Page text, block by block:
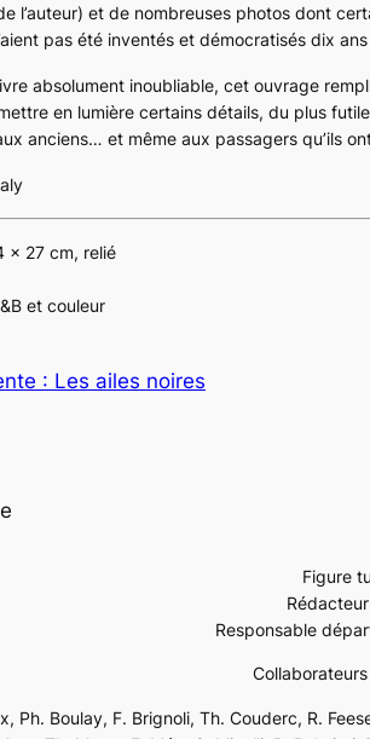
l’auteur) et de nombreuses photos dont
pas été inventés et démocratisés dix
absolument inoubliable, cet ouvrage
en lumière certains détails, du plus
anciens… et même aux passagers qu’ils
x 27 cm, relié
et couleur
: Les ailes noires
Figure
Responsable
Ph. Boulay, F. Brignoli, Th. Couderc, R.